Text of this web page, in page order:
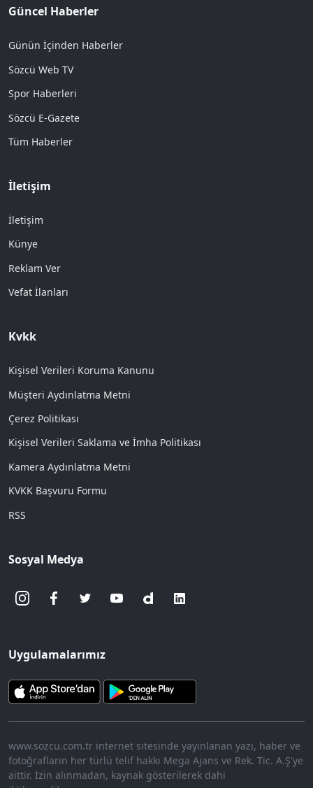
Güncel Haberler
Günün İçinden Haberler
Sözcü Web TV
Spor Haberleri
Sözcü E-Gazete
Tüm Haberler
İletişim
İletişim
Künye
Reklam Ver
Vefat İlanları
Kvkk
Kişisel Verileri Koruma Kanunu
Müşteri Aydınlatma Metni
Çerez Politikası
Kişisel Verileri Saklama ve İmha Politikası
Kamera Aydınlatma Metni
KVKK Başvuru Formu
RSS
Sosyal Medya
Uygulamalarımız
www.sozcu.com.tr internet sitesinde yayınlanan yazı, haber ve
fotoğrafların her türlü telif hakkı Mega Ajans ve Rek. Tic. A.Ş'ye
aittir. İzin alınmadan, kaynak gösterilerek dahi